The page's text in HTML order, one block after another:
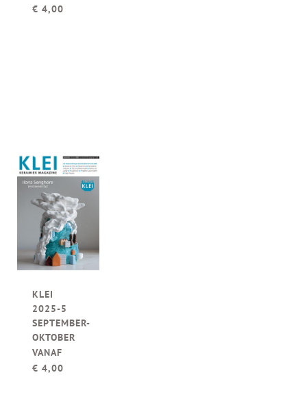
€ 4,00
KLEI
2025-5
SEPTEMBER-
OKTOBER
VANAF
€ 4,00